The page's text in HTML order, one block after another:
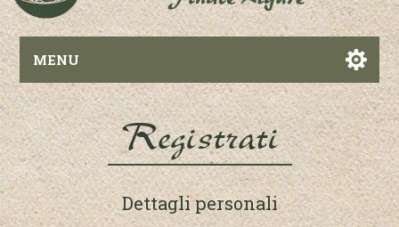
MENU
Registrati
Dettagli personali